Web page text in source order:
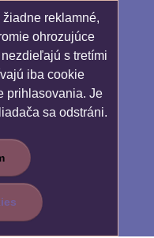
reklamné,
ohrozujúce
s tretími
iba cookie
prihlasovania. Je
sa odstráni.